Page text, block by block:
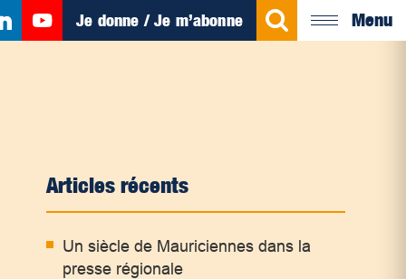
Je donne / Je m’abonne Menu
Articles récents
Un siècle de Mauriciennes dans la
presse régionale